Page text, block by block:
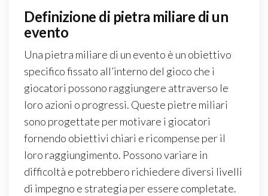
Definizione di pietra miliare di un
evento
Una pietra miliare di un evento è un obiettivo
specifico fissato all’interno del gioco che i
giocatori possono raggiungere attraverso le
loro azioni o progressi. Queste pietre miliari
sono progettate per motivare i giocatori
fornendo obiettivi chiari e ricompense per il
loro raggiungimento. Possono variare in
difficoltà e potrebbero richiedere diversi livelli
di impegno e strategia per essere completate.